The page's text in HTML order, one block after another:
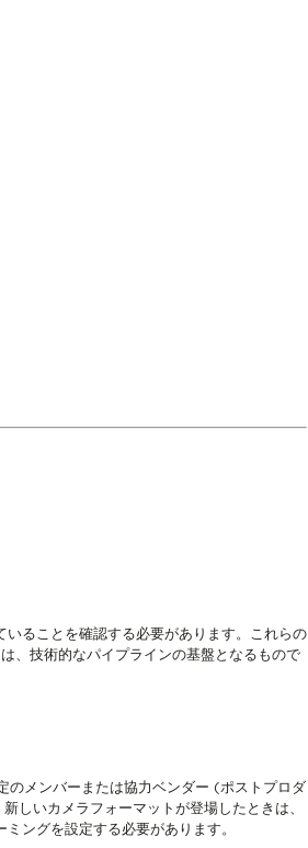
ることを確認する必要があります。これらの
、技術的なパイプラインの基盤となるもので
のメンバーまたは協力ベンダー (ポストプロダ
しいカメラフォーマットが登場したときは、
ングを設定する必要があります。